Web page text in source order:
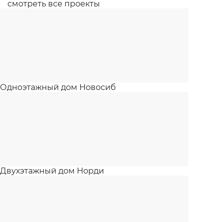
смотреть все проекты
Одноэтажный дом Новосиб
Двухэтажный дом Норди